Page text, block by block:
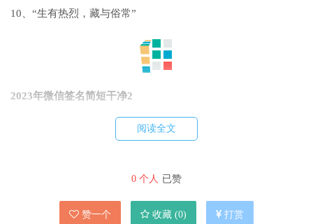
10、“生有热烈，藏与俗常”
2023年微信签名简短干净2
1、再等等，等温柔长满枝丫。
3、“随处风流的风，想停就停”
4、心情好，身体好，运气就好。
阅读全文
0 个人 已赞
赞一个 收藏 (0) 打赏